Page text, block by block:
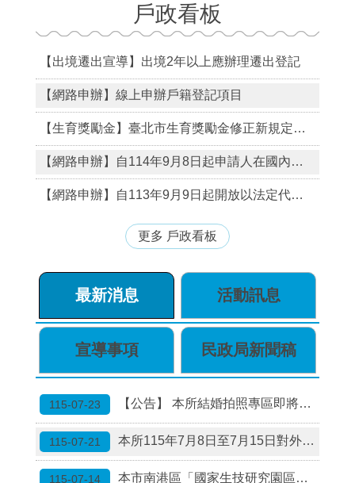
戶政看板
【出境遷出宣導】出境2年以上應辦理遷出登記
【網路申辦】線上申辦戶籍登記項目
【生育獎勵金】臺北市生育獎勵金修正新規定，保障早產新生兒權益及放寬國外出生新生兒獎勵金申請期限
【網路申辦】自114年9月8日起申請人在國內現有戶籍，得以自然人憑證於戶政司全球資訊網項下「線上申辦戶籍登記項目」申請「經法院調解、和解成立或裁判確定之收養撤銷登記」。
【網路申辦】自113年9月9日起開放以法定代理人為申請人及其未成年子女均須在國內設有戶籍者，得以自然人憑證於網路依姓名條例第9條第1項第6款申請登記「未滿14歲之未成年人改名登記」。
更多 戶政看板
最新消息 活動訊息
宣導事項 民政局新聞稿
115-07-23 【公告】 本所結婚拍照專區即將換新場景囉！
115-07-21 本所115年7月8日至7月15日對外甄選約僱書記結果
115-07-14 本市南港區「國家生技研究園區聯外道路」新闢道路命名為「生技路（Shengji Rd.）」。